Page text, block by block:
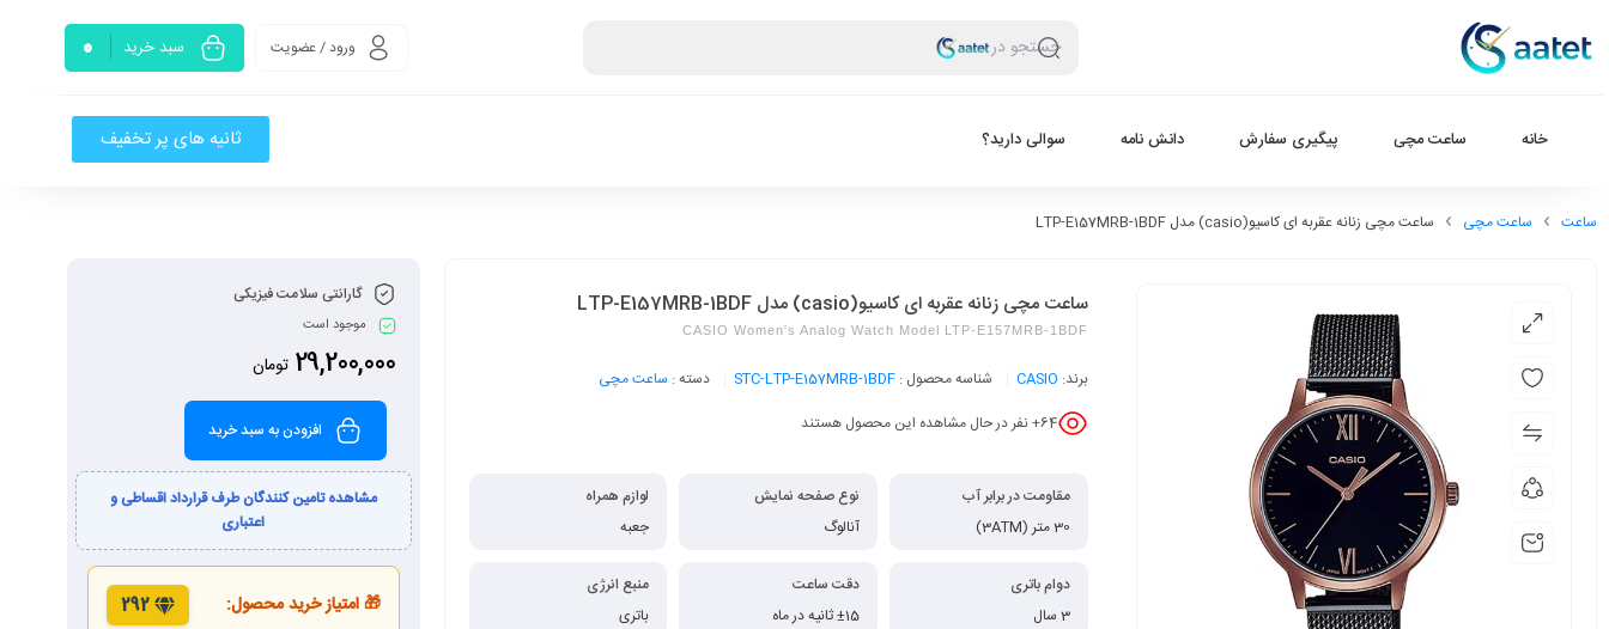
جستجو در ورود / عضویت سبد خرید 0
خانه ساعت مچی پیگیری سفارش دانش نامه سوالی دارید؟ ثانیه های پر تخفیف
ساعت ساعت مچی ساعت مچی زنانه عقربه ای کاسیو(casio) مدل LTP-E157MRB-1BDF
ساعت مچی زنانه عقربه ای کاسیو(casio) مدل LTP-E157MRB-1BDF
CASIO Women's Analog Watch Model LTP-E157MRB-1BDF
برند: CASIO شناسه محصول : STC-LTP-E157MRB-1BDF دسته : ساعت مچی
64+ نفر در حال مشاهده این محصول هستند
مقاومت در برابر آب
30 متر (3ATM)
نوع صفحه نمایش
آنالوگ
لوازم همراه
جعبه
دوام باتری
3 سال
دقت ساعت
±15 ثانیه در ماه
منبع انرژی
باتری
گارانتی سلامت فیزیکی
موجود است
29,200,000 تومان
افزودن به سبد خرید
مشاهده تامین کنندگان طرف قرارداد اقساطی و
اعتباری
🎁 امتیاز خرید محصول: 292